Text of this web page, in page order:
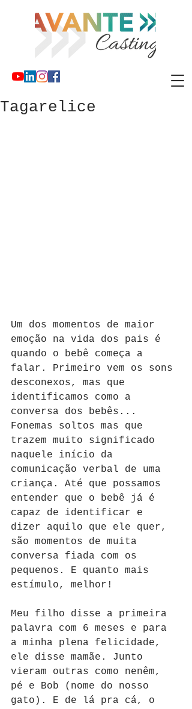
Tagarelice
Um dos momentos de maior
emoção na vida dos pais é
quando o bebê começa a
falar. Primeiro vem os sons
desconexos, mas que
identificamos como a
conversa dos bebês...
Fonemas soltos mas que
trazem muito significado
naquele início da
comunicação verbal de uma
criança. Até que possamos
entender que o bebê já é
capaz de identificar e
dizer aquilo que ele quer,
são momentos de muita
conversa fiada com os
pequenos. E quanto mais
estímulo, melhor!
Meu filho disse a primeira
palavra com 6 meses e para
a minha plena felicidade,
ele disse mamãe. Junto
vieram outras como nenêm,
pé e Bob (nome do nosso
gato). E de lá pra cá, o